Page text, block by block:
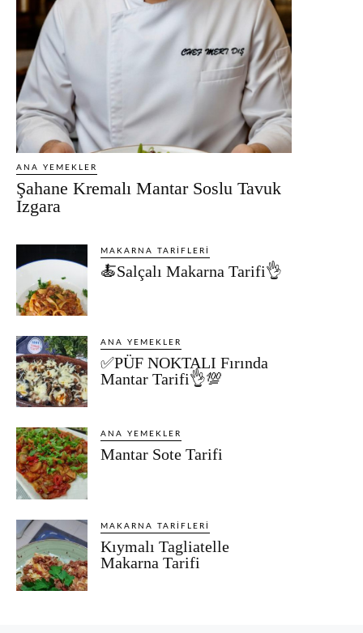
ANA YEMEKLER
Şahane Kremalı Mantar Soslu Tavuk
Izgara
MAKARNA TARIFLERI
🍝Salçalı Makarna Tarifi👌
ANA YEMEKLER
✅PÜF NOKTALI Fırında
Mantar Tarifi👌💯
ANA YEMEKLER
Mantar Sote Tarifi
MAKARNA TARIFLERI
Kıymalı Tagliatelle
Makarna Tarifi